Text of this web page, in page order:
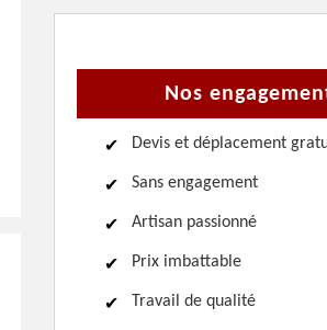
Nos
Devis et déplacement
Sans engagement
Artisan passionné
Prix imbattable
Travail de qualité